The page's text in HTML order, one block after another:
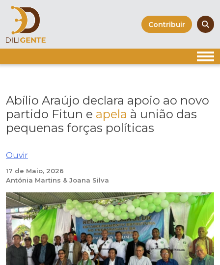
Skip
content
Contribuir
Abílio Araújo declara apoio ao novo
partido Fitun e apela à união das
pequenas forças políticas
Ouvir
17 de Maio, 2026
Antónia Martins & Joana Silva